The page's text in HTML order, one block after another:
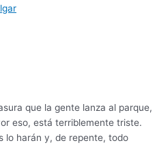
que la gente lanza al parque,
eso, está terriblemente triste.
lo harán y, de repente, todo